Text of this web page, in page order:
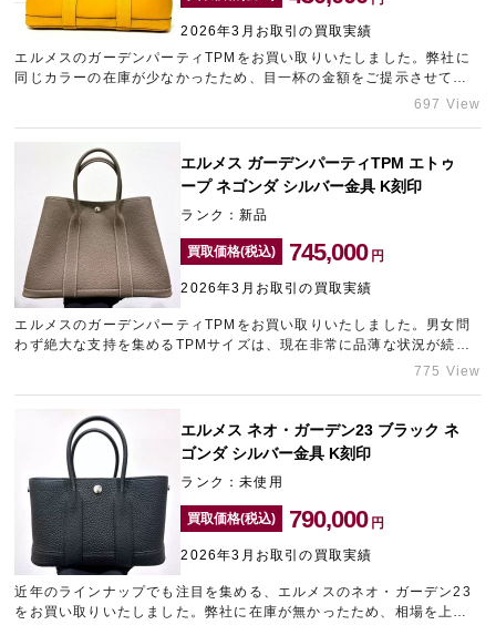
2026年3月お取引の買取実績
エルメスのガーデンパーティTPMをお買い取りいたしました。弊社に
同じカラーの在庫が少なかったため、目一杯の金額をご提示させてい
ただきました。複数点同時にお持ち込みいただきますと、さらに買取
697 View
エルメス ガーデンパーティTPM エトゥ
ープ ネゴンダ シルバー金具 K刻印
ランク：新品
買取価格(税込) 745,000 円
2026年3月お取引の買取実績
エルメスのガーデンパーティTPMをお買い取りいたしました。男女問
わず絶大な支持を集めるTPMサイズは、現在非常に品薄な状況が続い
ております。その希少性を鑑み、最大限の金額をご提させていただき
775 View
エルメス ネオ・ガーデン23 ブラック ネ
ゴンダ シルバー金具 K刻印
ランク：未使用
買取価格(税込) 790,000 円
2026年3月お取引の買取実績
近年のラインナップでも注目を集める、エルメスのネオ・ガーデン23
をお買い取りいたしました。弊社に在庫が無かったため、相場を上回